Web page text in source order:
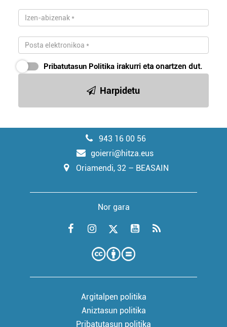
Pribatutasun Politika irakurri eta onartzen dut.
Harpidetu
943 16 00 56
goierri@hitza.eus
Oriamendi, 32 – BEASAIN
Nor gara
Argitalpen politika
Aniztasun politika
Pribatutasun politika